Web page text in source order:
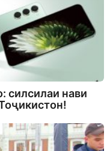
силсилаи нави